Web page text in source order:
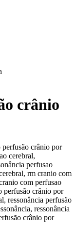
crânio
perfusão crânio por
cerebral,
perfusao
rm cranio com
com perfusao
perfusão crânio por
ressonância perfusão
ressonância
crânio por